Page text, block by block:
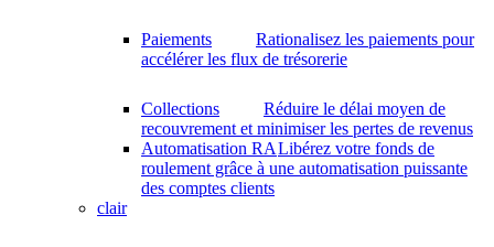
Paiements
Rationalisez les paiements pour
accélérer les flux de trésorerie
Collections
Réduire le délai moyen de
recouvrement et minimiser les pertes de revenus
Automatisation RALibérez votre fonds de
roulement grâce à une automatisation puissante
des comptes clients
clair